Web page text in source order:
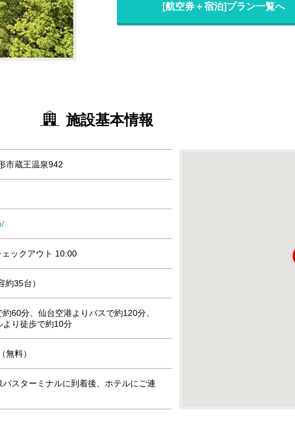
[航空券＋宿泊]プラン一覧へ
施設基本情報
市蔵王温泉942
ックアウト 10:00
35台）
60分、仙台空港よりバスで約120分、
より徒歩で約10分
無料）
スターミナルに到着後、ホテルにご連